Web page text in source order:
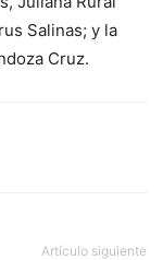
Salinas; y la
Cruz.
Artículo siguiente